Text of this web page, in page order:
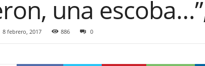
una
8 febrero, 2017 886 0